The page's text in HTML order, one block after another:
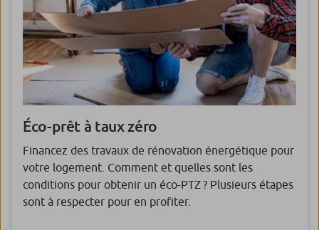
Éco-prêt à taux zéro
Financez des travaux de rénovation énergétique pour
votre logement. Comment et quelles sont les
conditions pour obtenir un éco-PTZ ? Plusieurs étapes
sont à respecter pour en profiter.